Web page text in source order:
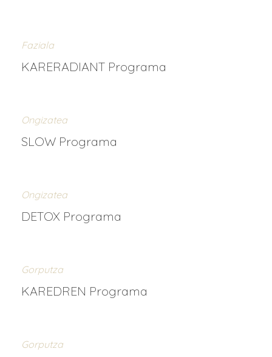
Faziala
KARERADIANT Programa
Ongizatea
SLOW Programa
Ongizatea
DETOX Programa
Gorputza
KAREDREN Programa
Gorputza